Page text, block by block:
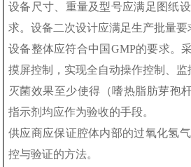
设备尺寸、重量及型号应满足图纸
求。设备二次设计应满足生产批量要
设备整体应符合中国 GMP的要求。
摸屏控制，实现全自动操作控制、
灭菌效果至少使得（嗜热脂肪芽孢
指示剂均应作为验收的手段。
供应商应保证腔体内部的过氧化氢
控与验证的方法。